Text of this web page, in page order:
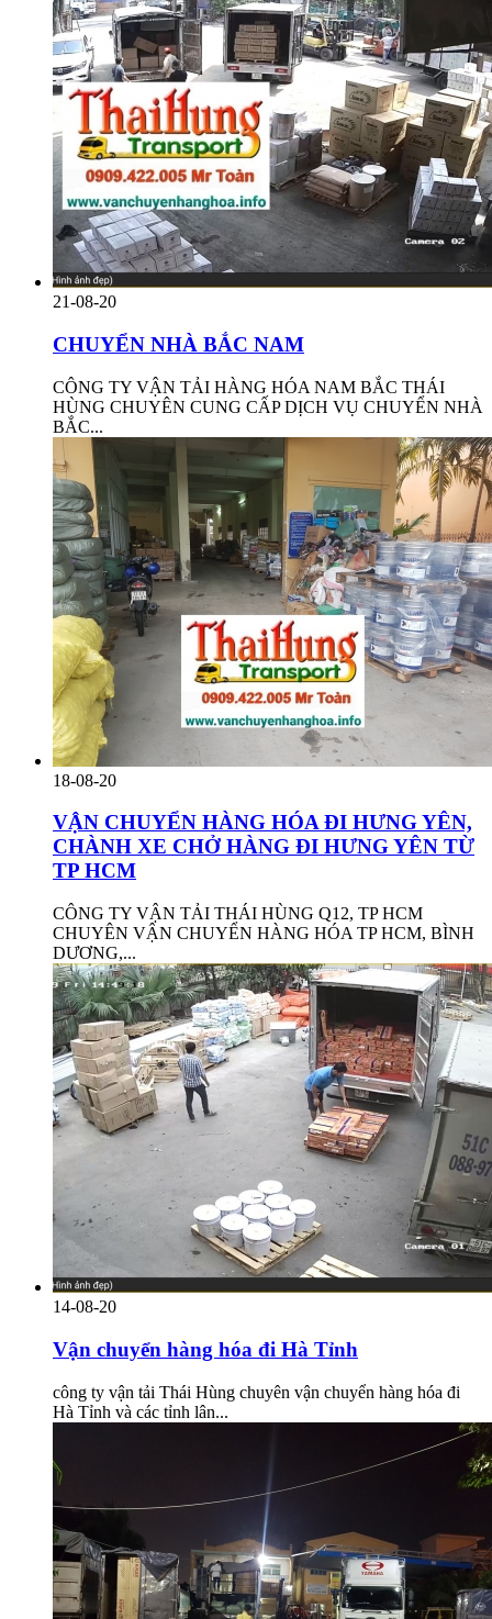
21-08-20
CHUYỂN NHÀ BẮC NAM
CÔNG TY VẬN TẢI HÀNG HÓA NAM BẮC THÁI
HÙNG CHUYÊN CUNG CẤP DỊCH VỤ CHUYỂN NHÀ
BẮC...
18-08-20
VẬN CHUYỂN HÀNG HÓA ĐI HƯNG YÊN,
CHÀNH XE CHỞ HÀNG ĐI HƯNG YÊN TỪ
TP HCM
CÔNG TY VẬN TẢI THÁI HÙNG Q12, TP HCM
CHUYÊN VẬN CHUYỂN HÀNG HÓA TP HCM, BÌNH
DƯƠNG,...
14-08-20
Vận chuyển hàng hóa đi Hà Tỉnh
công ty vận tải Thái Hùng chuyên vận chuyển hàng hóa đi
Hà Tỉnh và các tỉnh lân...